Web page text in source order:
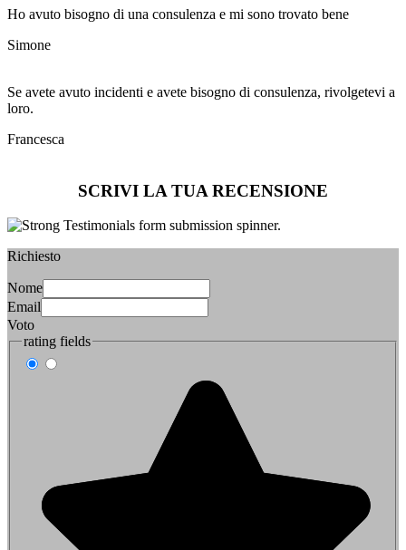
Ho avuto bisogno di una consulenza e mi sono trovato bene
Simone
Se avete avuto incidenti e avete bisogno di consulenza, rivolgetevi a
loro.
Francesca
SCRIVI LA TUA RECENSIONE
Richiesto
Nome
Email
Voto
rating fields